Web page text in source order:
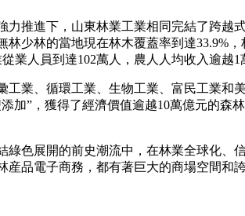
推進下，山東林業工業相同完結了跨越
少林的當地現在林木覆蓋率到達33.9%
業人員到達102萬人，農人人均收入逾越
工業、循環工業、生物工業、富民工業
加”，獲得了經濟價值逾越10萬億元的森
綠色展開的前史潮流中，在林業全球化
品電子商務，都有著巨大的商場空間和